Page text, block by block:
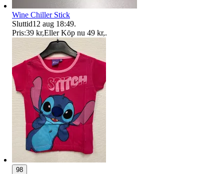
Wine Chiller Stick
Sluttid12 aug 18:49.
Pris:39 kr,Eller Köp nu 49 kr,.
98